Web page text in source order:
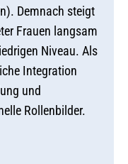
Demnach steigt
Frauen langsam
Niveau. Als
Integration
und
Rollenbilder.